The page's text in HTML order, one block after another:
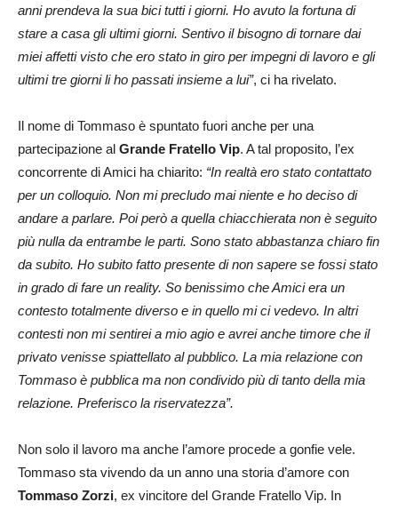
anni prendeva la sua bici tutti i giorni. Ho avuto la fortuna di
stare a casa gli ultimi giorni. Sentivo il bisogno di tornare dai
miei affetti visto che ero stato in giro per impegni di lavoro e gli
ultimi tre giorni li ho passati insieme a lui”, ci ha rivelato.
Il nome di Tommaso è spuntato fuori anche per una
partecipazione al Grande Fratello Vip. A tal proposito, l’ex
concorrente di Amici ha chiarito: “In realtà ero stato contattato
per un colloquio. Non mi precludo mai niente e ho deciso di
andare a parlare. Poi però a quella chiacchierata non è seguito
più nulla da entrambe le parti. Sono stato abbastanza chiaro fin
da subito. Ho subito fatto presente di non sapere se fossi stato
in grado di fare un reality. So benissimo che Amici era un
contesto totalmente diverso e in quello mi ci vedevo. In altri
contesti non mi sentirei a mio agio e avrei anche timore che il
privato venisse spiattellato al pubblico. La mia relazione con
Tommaso è pubblica ma non condivido più di tanto della mia
relazione. Preferisco la riservatezza”.
Non solo il lavoro ma anche l’amore procede a gonfie vele.
Tommaso sta vivendo da un anno una storia d’amore con
Tommaso Zorzi, ex vincitore del Grande Fratello Vip. In